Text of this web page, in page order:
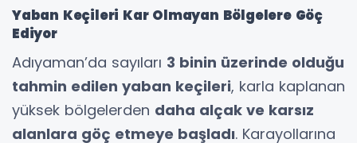
Yaban Keçileri Kar Olmayan Bölgelere Göç
Ediyor
Adıyaman’da sayıları 3 binin üzerinde olduğu
tahmin edilen yaban keçileri, karla kaplanan
yüksek bölgelerden daha alçak ve karsız
alanlara göç etmeye başladı. Karayollarına